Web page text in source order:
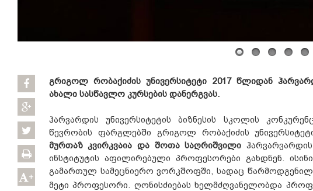
+
გრიგოლ რობაქიძის უნივერსიტეტი 2017 წლიდან
ახალი სასწავლო კურსების დანერგვას.
ჰარვარდის უნივერსიტეტის ბიზნესის სკოლის
წევრობის ფარგლებში გრიგოლ რობაქიძის
მურთაზ კვირკვაია და შოთა საღრიშვილი
ინსტიტუტის აფილირებული პროფესორები გახდნენ.
გამართულ სამეცნიერო ვორკშოფში, სადაც
მეტი პროფესორი. ღონისძიებას ხელმძღვანელობდა